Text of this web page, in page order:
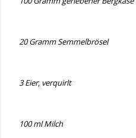
20 Gramm Semmelbrösel
3 Eier, verquirlt
100 ml Milch